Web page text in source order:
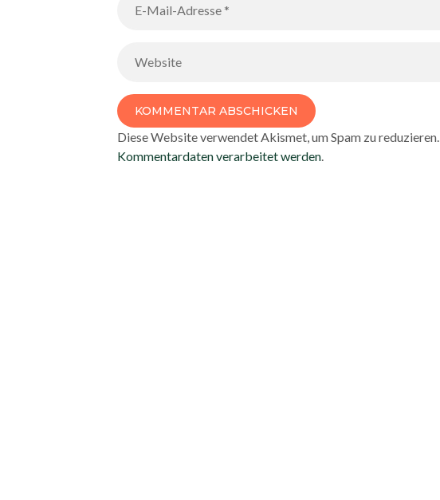
Diese Website verwendet Akismet, um Spam zu reduzieren.
Kommentardaten verarbeitet werden.